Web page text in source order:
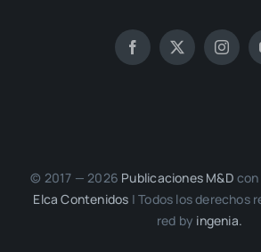
© 2017 — 2026 Publi­ca­cio­nes M&D
Elca Con­te­ni­dos | Todos los dere­chos
red by inge­nia.